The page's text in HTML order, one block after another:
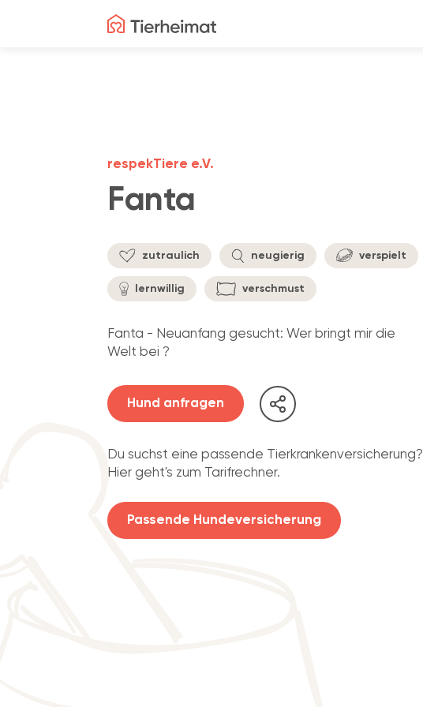
Fanta
respekTiere e.V.
zutraulich neugierig verspielt
lernwillig verschmust
Fanta - Neuanfang gesucht: Wer bringt mir die
Welt bei ?
Hund anfragen
Du suchst eine passende Tierkrankenversicherung?
Hier geht's zum Tarifrechner.
Passende Hundeversicherung